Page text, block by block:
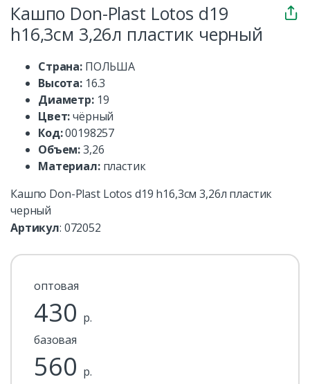
Кашпо Don-Plast Lotos d19
h16,3см 3,26л пластик черный
Страна: ПОЛЬША
Высота: 16.3
Диаметр: 19
Цвет:чёрный
Код:00198257
Объем:3,26
Материал: пластик
Кашпо Don-Plast Lotos d19 h16,3см 3,26л пластик
черный
Артикул: 072052
оптовая
430 р.
базовая
560 р.